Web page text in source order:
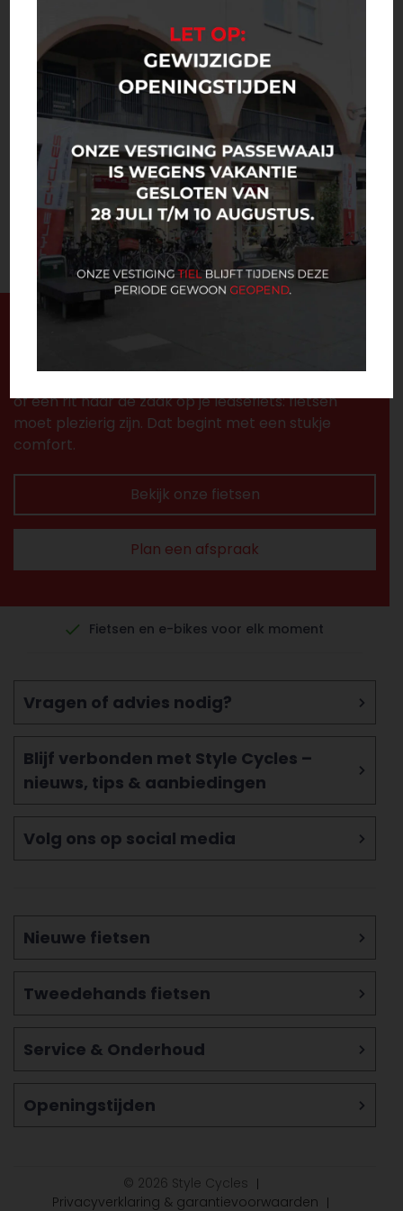
Neem contact met ons op
Plan een afspraak
of een rit naar de zaak op je leasefiets: fietsen
moet plezierig zijn. Dat begint met een stukje
comfort.
Bekijk onze fietsen
Plan een afspraak
Fietsen en e-bikes voor elk moment
Vragen of advies nodig?
Blijf verbonden met Style Cycles –
nieuws, tips & aanbiedingen
Volg ons op social media
Nieuwe fietsen
Tweedehands fietsen
Service & Onderhoud
Openingstijden
© 2026 Style Cycles
Privacyverklaring & garantievoorwaarden